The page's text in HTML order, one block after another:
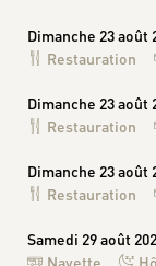
Dimanche 23 août
Restauration
Dimanche 23 août
Restauration
Dimanche 23 août
Restauration
Samedi 29 août
Navette